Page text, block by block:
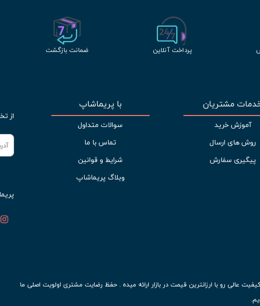
پرداخت آنلاین ضمانت بازگشت
مشتریان
آموزش خرید
روش های ارسال
پیگیری سفارش
با پریماشاپ
سوالات متداول
تماس با ما
شرایط و قوانین
وبلاگ پریماشاپ
از
عالی رو با ارزانترین قیمت در بازار ارائه میده . حفظ رضایت مشتری اولویت اصلی ما